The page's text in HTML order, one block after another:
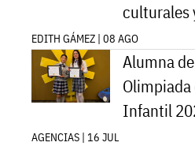
culturales
EDITH GÁMEZ | 08 AGO
Alumna
Infantil
AGENCIAS | 16 JUL